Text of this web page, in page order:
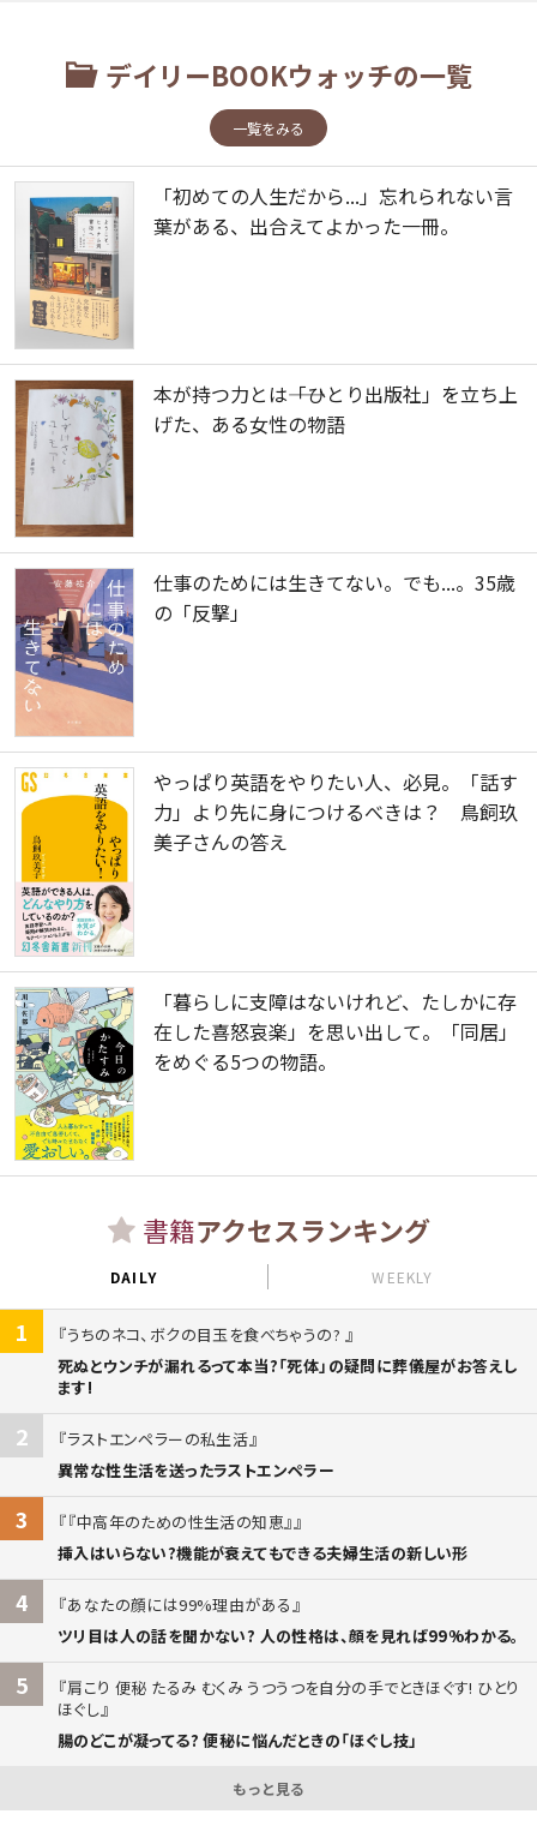
デイリーBOOKウォッチの一覧
一覧をみる
「初めての人生だから...」忘れられない言
葉がある、出合えてよかった一冊。
本が持つ力とは――「ひとり出版社」を立ち上
げた、ある女性の物語
仕事のためには生きてない。でも...。35歳
の「反撃」
やっぱり英語をやりたい人、必見。「話す
力」より先に身につけるべきは？ 鳥飼玖
美子さんの答え
「暮らしに支障はないけれど、たしかに存
在した喜怒哀楽」を思い出して。「同居」
をめぐる5つの物語。
書籍アクセスランキング
DAILY WEEKLY
1
うちのネコ、ボクの目玉を食べちゃうの?
死ぬとウンチが漏れるって本当?「死体」の疑問に葬儀屋がお答えし
ます!
2
ラストエンペラーの私生活
異常な性生活を送ったラストエンペラー
3
『中高年のための性生活の知恵』
挿入はいらない?機能が衰えてもできる夫婦生活の新しい形
4
あなたの顔には99%理由がある
ツリ目は人の話を聞かない? 人の性格は、顔を見れば99%わかる。
5
肩こり 便秘 たるみ むくみ うつうつを自分の手でときほぐす! ひとり
ほぐし
腸のどこが凝ってる? 便秘に悩んだときの「ほぐし技」
もっと見る